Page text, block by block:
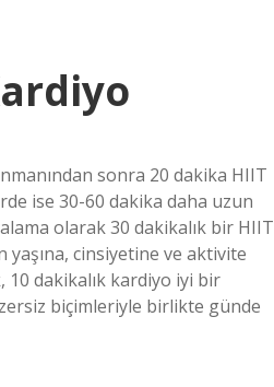
sonra 20 dakika HIIT
ise 30-60 dakika daha uzun
olarak 30 dakikalık bir HIIT
yaşına, cinsiyetine ve aktivite
dakikalık kardiyo iyi bir
biçimleriyle birlikte günde